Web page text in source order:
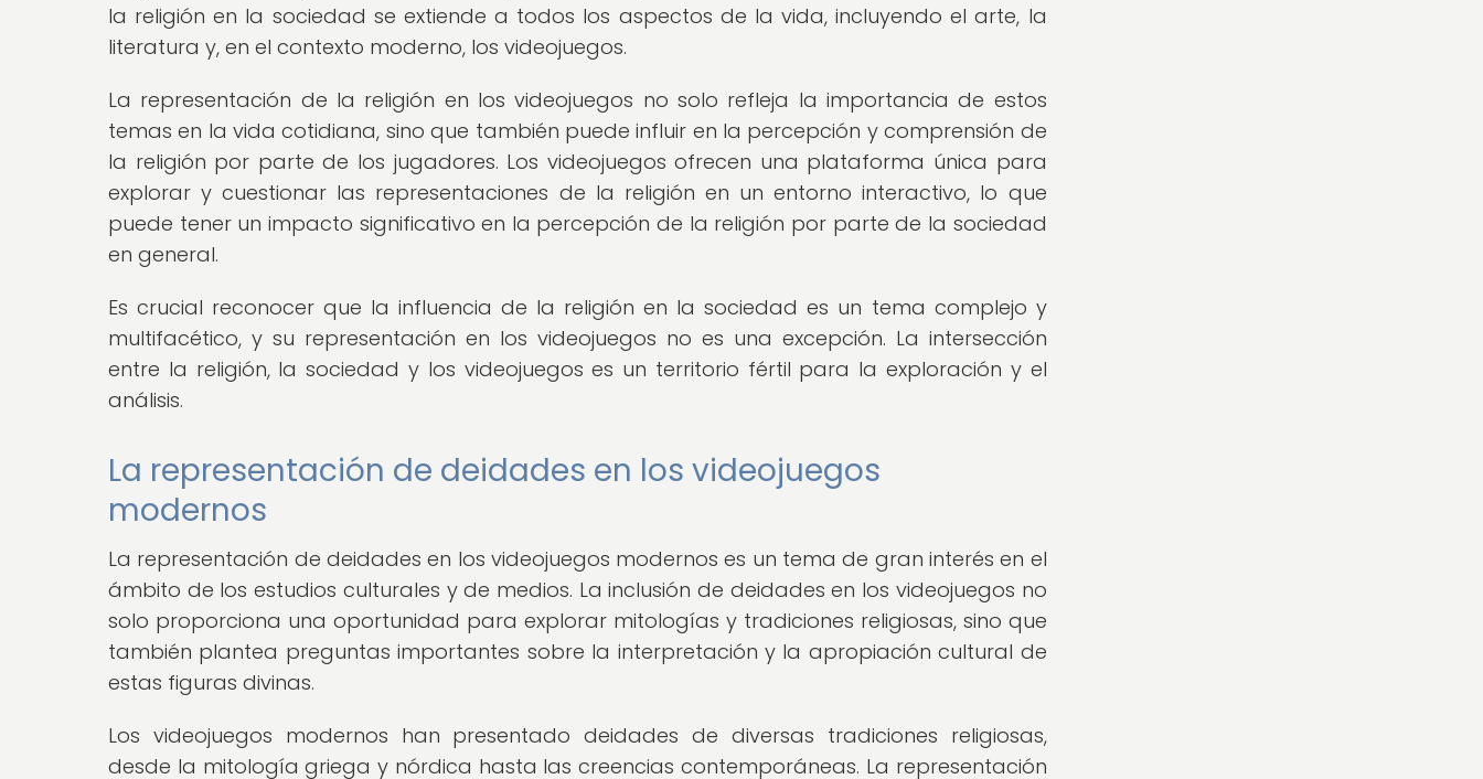
la religión en la sociedad se extiende a todos los aspectos de la vida, incluyendo el arte, la
literatura y, en el contexto moderno, los videojuegos.
La representación de la religión en los videojuegos no solo refleja la importancia de estos
temas en la vida cotidiana, sino que también puede influir en la percepción y comprensión de
la religión por parte de los jugadores. Los videojuegos ofrecen una plataforma única para
explorar y cuestionar las representaciones de la religión en un entorno interactivo, lo que
puede tener un impacto significativo en la percepción de la religión por parte de la sociedad
en general.
Es crucial reconocer que la influencia de la religión en la sociedad es un tema complejo y
multifacético, y su representación en los videojuegos no es una excepción. La intersección
entre la religión, la sociedad y los videojuegos es un territorio fértil para la exploración y el
análisis.
La representación de deidades en los videojuegos
modernos
La representación de deidades en los videojuegos modernos es un tema de gran interés en el
ámbito de los estudios culturales y de medios. La inclusión de deidades en los videojuegos no
solo proporciona una oportunidad para explorar mitologías y tradiciones religiosas, sino que
también plantea preguntas importantes sobre la interpretación y la apropiación cultural de
estas figuras divinas.
Los videojuegos modernos han presentado deidades de diversas tradiciones religiosas,
desde la mitología griega y nórdica hasta las creencias contemporáneas. La representación